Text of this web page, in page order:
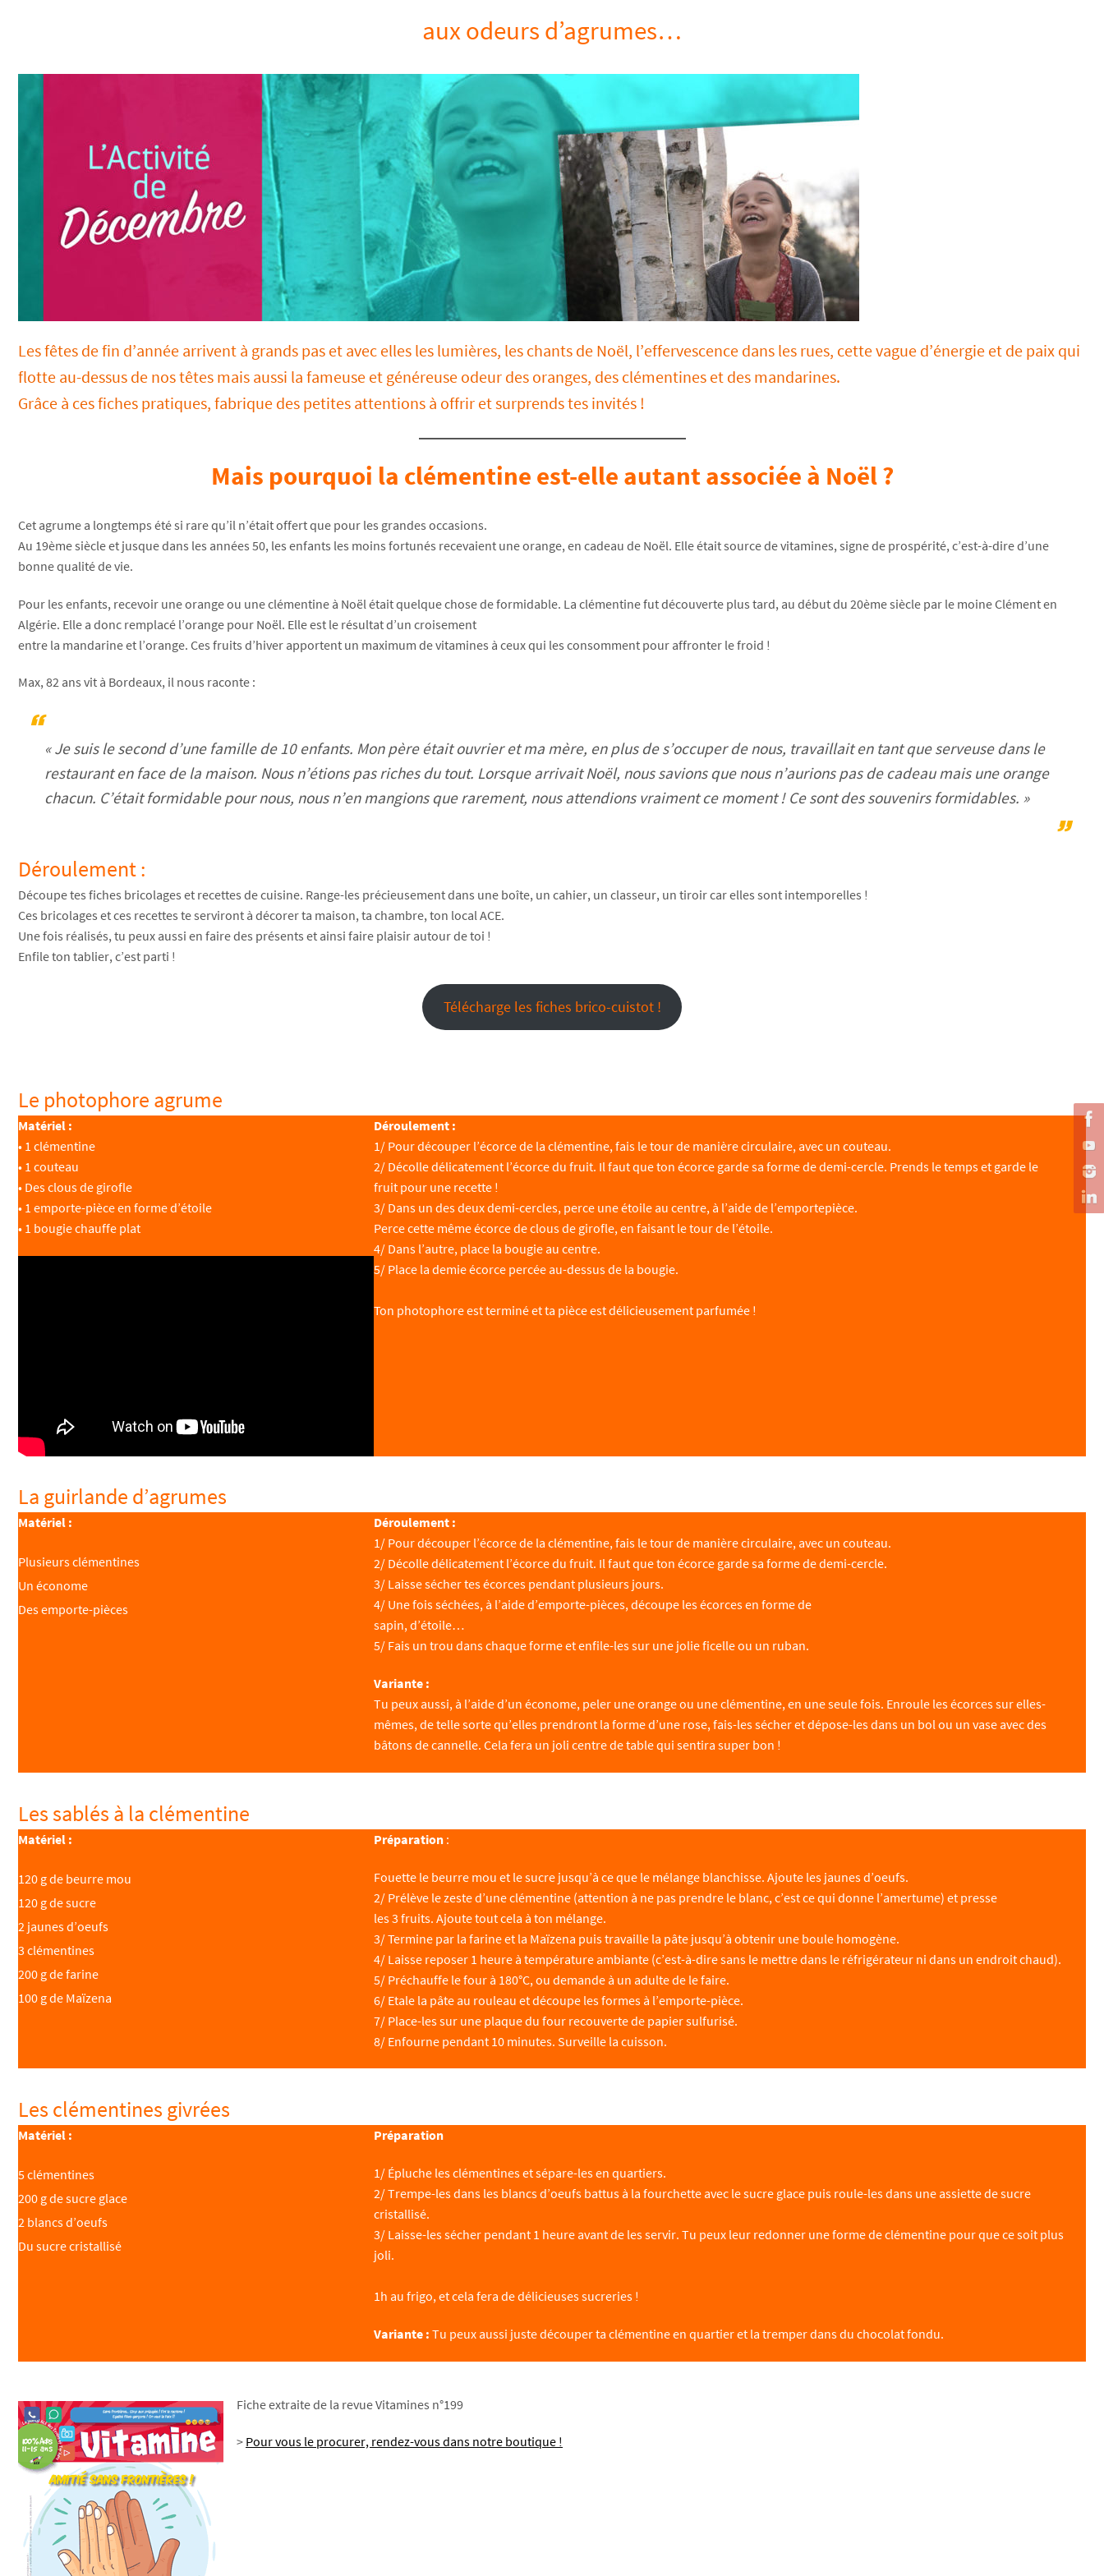
aux odeurs d’agrumes…
Les fêtes de fin d’année arrivent à grands pas et avec elles les lumières, les chants de Noël, l’effervescence dans les rues, cette vague d’énergie et de paix qui
flotte au-dessus de nos têtes mais aussi la fameuse et généreuse odeur des oranges, des clémentines et des mandarines.
Grâce à ces fiches pratiques, fabrique des petites attentions à offrir et surprends tes invités !
Mais pourquoi la clémentine est-elle autant associée à Noël ?
Cet agrume a longtemps été si rare qu’il n’était offert que pour les grandes occasions.
Au 19ème siècle et jusque dans les années 50, les enfants les moins fortunés recevaient une orange, en cadeau de Noël. Elle était source de vitamines, signe de prospérité, c’est-à-dire d’une
bonne qualité de vie.
Pour les enfants, recevoir une orange ou une clémentine à Noël était quelque chose de formidable. La clémentine fut découverte plus tard, au début du 20ème siècle par le moine Clément en
Algérie. Elle a donc remplacé l’orange pour Noël. Elle est le résultat d’un croisement
entre la mandarine et l’orange. Ces fruits d’hiver apportent un maximum de vitamines à ceux qui les consomment pour affronter le froid !
Max, 82 ans vit à Bordeaux, il nous raconte :
« Je suis le second d’une famille de 10 enfants. Mon père était ouvrier et ma mère, en plus de s’occuper de nous, travaillait en tant que serveuse dans le
restaurant en face de la maison. Nous n’étions pas riches du tout. Lorsque arrivait Noël, nous savions que nous n’aurions pas de cadeau mais une orange
chacun. C’était formidable pour nous, nous n’en mangions que rarement, nous attendions vraiment ce moment ! Ce sont des souvenirs formidables. »
Déroulement :
Découpe tes fiches bricolages et recettes de cuisine. Range-les précieusement dans une boîte, un cahier, un classeur, un tiroir car elles sont intemporelles !
Ces bricolages et ces recettes te serviront à décorer ta maison, ta chambre, ton local ACE.
Une fois réalisés, tu peux aussi en faire des présents et ainsi faire plaisir autour de toi !
Enfile ton tablier, c’est parti !
Télécharge les fiches brico-cuistot !
Le photophore agrume
Matériel :
• 1 clémentine
• 1 couteau
• Des clous de girofle
• 1 emporte-pièce en forme d’étoile
• 1 bougie chauffe plat
Déroulement :
1/ Pour découper l’écorce de la clémentine, fais le tour de manière circulaire, avec un couteau.
2/ Décolle délicatement l’écorce du fruit. Il faut que ton écorce garde sa forme de demi-cercle. Prends le temps et garde le
fruit pour une recette !
3/ Dans un des deux demi-cercles, perce une étoile au centre, à l’aide de l’emportepièce.
Perce cette même écorce de clous de girofle, en faisant le tour de l’étoile.
4/ Dans l’autre, place la bougie au centre.
5/ Place la demie écorce percée au-dessus de la bougie.
Ton photophore est terminé et ta pièce est délicieusement parfumée !
La guirlande d’agrumes
Matériel :
Plusieurs clémentines
Un économe
Des emporte-pièces
Déroulement :
1/ Pour découper l’écorce de la clémentine, fais le tour de manière circulaire, avec un couteau.
2/ Décolle délicatement l’écorce du fruit. Il faut que ton écorce garde sa forme de demi-cercle.
3/ Laisse sécher tes écorces pendant plusieurs jours.
4/ Une fois séchées, à l’aide d’emporte-pièces, découpe les écorces en forme de
sapin, d’étoile…
5/ Fais un trou dans chaque forme et enfile-les sur une jolie ficelle ou un ruban.
Variante :
Tu peux aussi, à l’aide d’un économe, peler une orange ou une clémentine, en une seule fois. Enroule les écorces sur elles-
mêmes, de telle sorte qu’elles prendront la forme d’une rose, fais-les sécher et dépose-les dans un bol ou un vase avec des
bâtons de cannelle. Cela fera un joli centre de table qui sentira super bon !
Les sablés à la clémentine
Matériel :
120 g de beurre mou
120 g de sucre
2 jaunes d’oeufs
3 clémentines
200 g de farine
100 g de Maïzena
Préparation :
Fouette le beurre mou et le sucre jusqu’à ce que le mélange blanchisse. Ajoute les jaunes d’oeufs.
2/ Prélève le zeste d’une clémentine (attention à ne pas prendre le blanc, c’est ce qui donne l’amertume) et presse
les 3 fruits. Ajoute tout cela à ton mélange.
3/ Termine par la farine et la Maïzena puis travaille la pâte jusqu’à obtenir une boule homogène.
4/ Laisse reposer 1 heure à température ambiante (c’est-à-dire sans le mettre dans le réfrigérateur ni dans un endroit chaud).
5/ Préchauffe le four à 180°C, ou demande à un adulte de le faire.
6/ Etale la pâte au rouleau et découpe les formes à l’emporte-pièce.
7/ Place-les sur une plaque du four recouverte de papier sulfurisé.
8/ Enfourne pendant 10 minutes. Surveille la cuisson.
Les clémentines givrées
Matériel :
5 clémentines
200 g de sucre glace
2 blancs d’oeufs
Du sucre cristallisé
Préparation
1/ Épluche les clémentines et sépare-les en quartiers.
2/ Trempe-les dans les blancs d’oeufs battus à la fourchette avec le sucre glace puis roule-les dans une assiette de sucre
cristallisé.
3/ Laisse-les sécher pendant 1 heure avant de les servir. Tu peux leur redonner une forme de clémentine pour que ce soit plus
joli.
1h au frigo, et cela fera de délicieuses sucreries !
Variante : Tu peux aussi juste découper ta clémentine en quartier et la tremper dans du chocolat fondu.
Fiche extraite de la revue Vitamines n°199
> Pour vous le procurer, rendez-vous dans notre boutique !